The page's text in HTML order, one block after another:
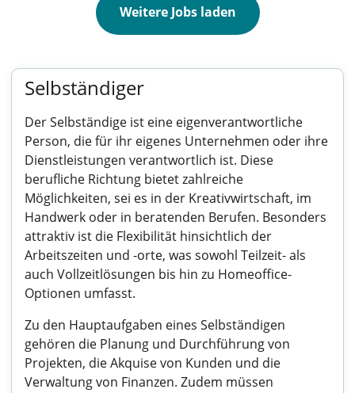
Weitere Jobs laden
Selbständiger
Der Selbständige ist eine eigenverantwortliche
Person, die für ihr eigenes Unternehmen oder ihre
Dienstleistungen verantwortlich ist. Diese
berufliche Richtung bietet zahlreiche
Möglichkeiten, sei es in der Kreativwirtschaft, im
Handwerk oder in beratenden Berufen. Besonders
attraktiv ist die Flexibilität hinsichtlich der
Arbeitszeiten und -orte, was sowohl Teilzeit- als
auch Vollzeitlösungen bis hin zu Homeoffice-
Optionen umfasst.
Zu den Hauptaufgaben eines Selbständigen
gehören die Planung und Durchführung von
Projekten, die Akquise von Kunden und die
Verwaltung von Finanzen. Zudem müssen